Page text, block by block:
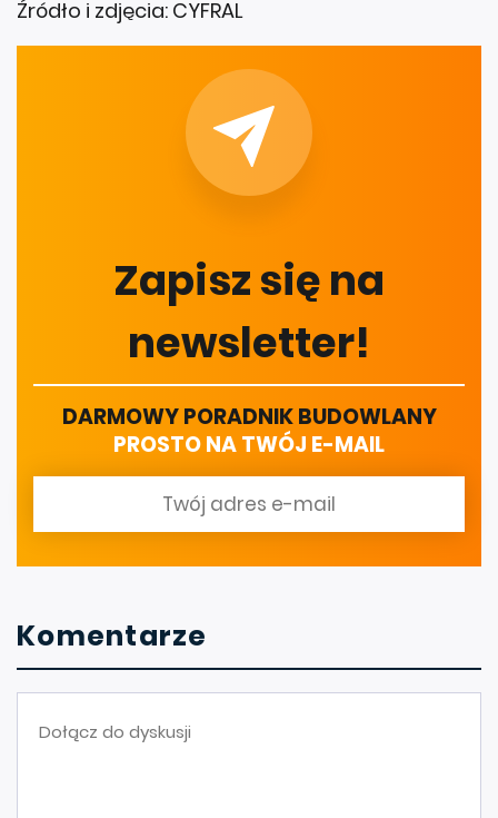
Źródło i zdjęcia: CYFRAL
Zapisz się na
newsletter!
DARMOWY PORADNIK BUDOWLANY
PROSTO NA TWÓJ E-MAIL
Komentarze